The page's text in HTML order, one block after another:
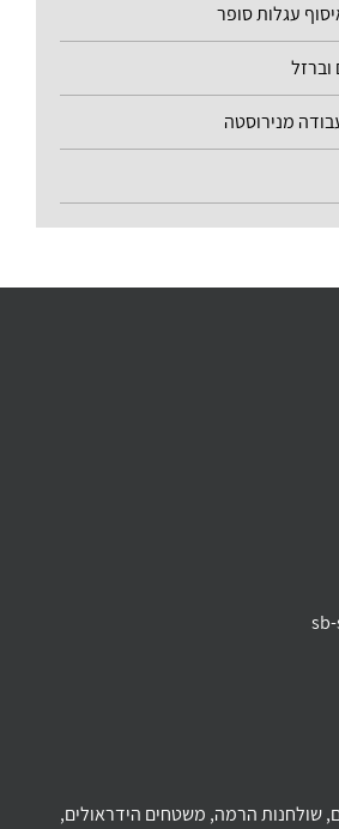
עגלות סופר
וברזל
מנירוסטה
שולחנות הרמה, משטחים הידראולים,